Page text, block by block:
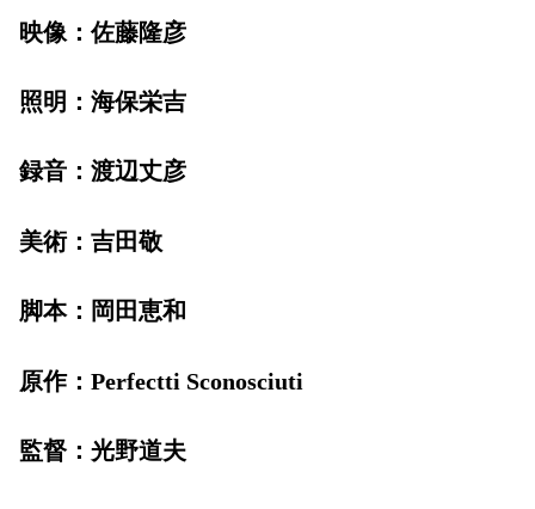
映像：佐藤隆彦
照明：海保栄吉
録音：渡辺丈彦
美術：吉田敬
脚本：岡田恵和
原作：Perfectti Sconosciuti
監督：光野道夫